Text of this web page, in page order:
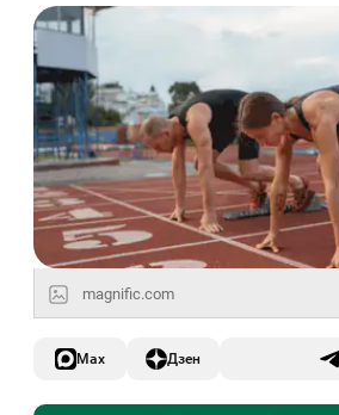
magnific.com
Max Дзен